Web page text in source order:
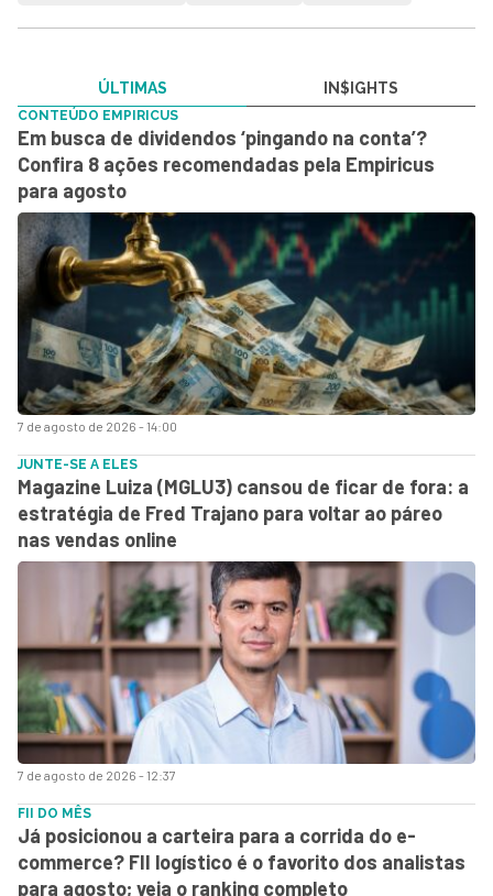
ÚLTIMAS IN$IGHTS
7 de agosto de 2026 - 14:00
CONTEÚDO EMPIRICUS
Em busca de dividendos ‘pingando na conta’?
Confira 8 ações recomendadas pela Empiricus
para agosto
7 de agosto de 2026 - 12:37
JUNTE-SE A ELES
Magazine Luiza (MGLU3) cansou de ficar de fora: a
estratégia de Fred Trajano para voltar ao páreo
nas vendas online
FII DO MÊS
Já posicionou a carteira para a corrida do e-
commerce? FII logístico é o favorito dos analistas
para agosto; veja o ranking completo